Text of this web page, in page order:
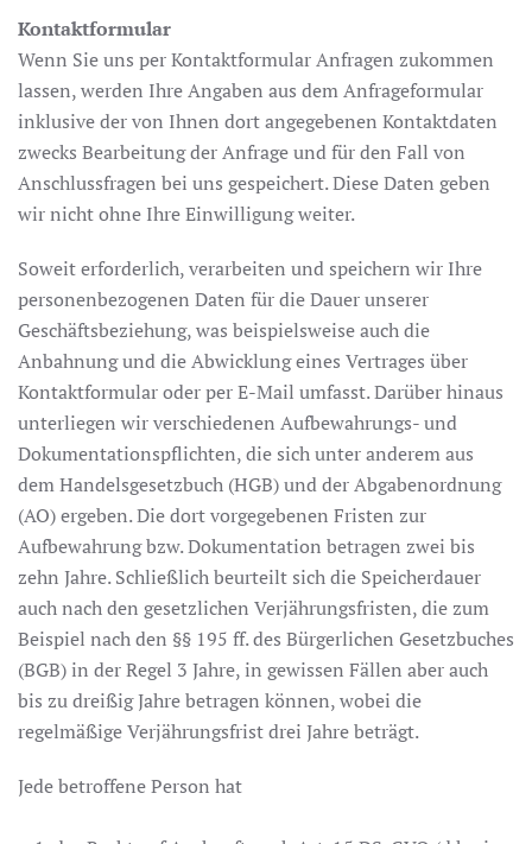
Kontaktformular
Wenn Sie uns per Kontaktformular Anfragen zukommen
lassen, werden Ihre Angaben aus dem Anfrageformular
inklusive der von Ihnen dort angegebenen Kontaktdaten
zwecks Bearbeitung der Anfrage und für den Fall von
Anschlussfragen bei uns gespeichert. Diese Daten geben
wir nicht ohne Ihre Einwilligung weiter.
Soweit erforderlich, verarbeiten und speichern wir Ihre
personenbezogenen Daten für die Dauer unserer
Geschäftsbeziehung, was beispielsweise auch die
Anbahnung und die Abwicklung eines Vertrages über
Kontaktformular oder per E-Mail umfasst. Darüber hinaus
unterliegen wir verschiedenen Aufbewahrungs- und
Dokumentationspflichten, die sich unter anderem aus
dem Handelsgesetzbuch (HGB) und der Abgabenordnung
(AO) ergeben. Die dort vorgegebenen Fristen zur
Aufbewahrung bzw. Dokumentation betragen zwei bis
zehn Jahre. Schließlich beurteilt sich die Speicherdauer
auch nach den gesetzlichen Verjährungsfristen, die zum
Beispiel nach den §§ 195 ff. des Bürgerlichen Gesetzbuches
(BGB) in der Regel 3 Jahre, in gewissen Fällen aber auch
bis zu dreißig Jahre betragen können, wobei die
regelmäßige Verjährungsfrist drei Jahre beträgt.
Jede betroffene Person hat